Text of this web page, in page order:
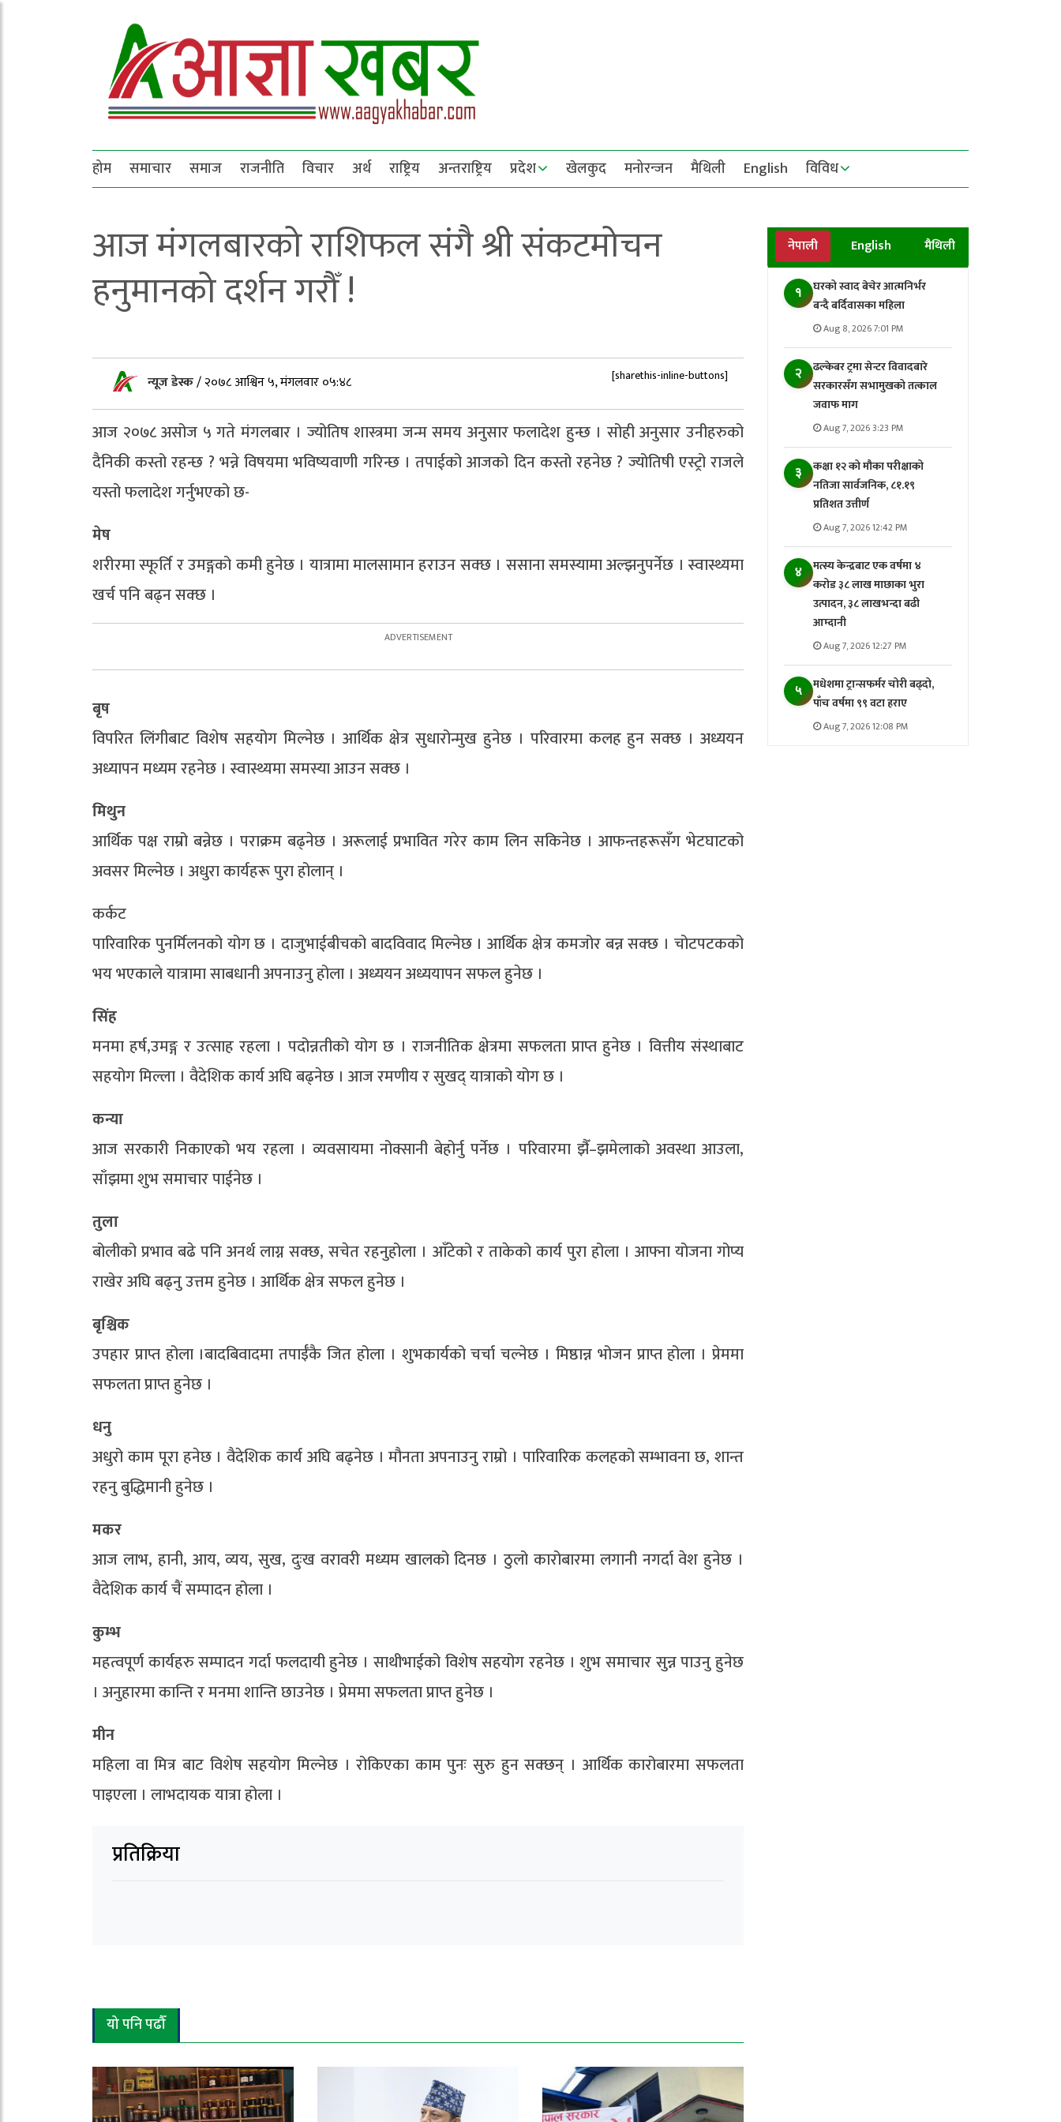
होम समाचार समाज राजनीति विचार अर्थ राष्ट्रिय अन्तराष्ट्रिय प्रदेश खेलकुद मनोरन्जन मैथिली English विविध
आज मंगलबारको राशिफल संगै श्री संकटमोचन
हनुमानको दर्शन गरौँ !
न्यूज डेस्क/२०७८ आश्विन ५, मंगलवार ०५:४८ [sharethis-inline-buttons]
आज २०७८ असोज ५ गते मंगलबार । ज्योतिष शास्त्रमा जन्म समय अनुसार फलादेश हुन्छ । सोही अनुसार उनीहरुको
दैनिकी कस्तो रहन्छ ? भन्ने विषयमा भविष्यवाणी गरिन्छ । तपाईको आजको दिन कस्तो रहनेछ ? ज्योतिषी एस्ट्रो राजले
यस्तो फलादेश गर्नुभएको छ-
मेष
शरीरमा स्फूर्ति र उमङ्गको कमी हुनेछ । यात्रामा मालसामान हराउन सक्छ । ससाना समस्यामा अल्झनुपर्नेछ । स्वास्थ्यमा
खर्च पनि बढ्न सक्छ ।
बृष
विपरित लिंगीबाट विशेष सहयोग मिल्नेछ । आर्थिक क्षेत्र सुधारोन्मुख हुनेछ । परिवारमा कलह हुन सक्छ । अध्ययन
अध्यापन मध्यम रहनेछ । स्वास्थ्यमा समस्या आउन सक्छ ।
मिथुन
आर्थिक पक्ष राम्रो बन्नेछ । पराक्रम बढ्नेछ । अरूलाई प्रभावित गरेर काम लिन सकिनेछ । आफन्तहरूसँग भेटघाटको
अवसर मिल्नेछ । अधुरा कार्यहरू पुरा होलान् ।
कर्कट
पारिवारिक पुनर्मिलनको योग छ । दाजुभाईबीचको बादविवाद मिल्नेछ । आर्थिक क्षेत्र कमजोर बन्न सक्छ । चोटपटकको
भय भएकाले यात्रामा साबधानी अपनाउनु होला । अध्ययन अध्ययापन सफल हुनेछ ।
सिंह
मनमा हर्ष,उमङ्ग र उत्साह रहला । पदोन्नतीको योग छ । राजनीतिक क्षेत्रमा सफलता प्राप्त हुनेछ । वित्तीय संस्थाबाट
सहयोग मिल्ला । वैदेशिक कार्य अघि बढ्नेछ । आज रमणीय र सुखद् यात्राको योग छ ।
कन्या
आज सरकारी निकाएको भय रहला । व्यवसायमा नोक्सानी बेहोर्नु पर्नेछ । परिवारमा झैँ–झमेलाको अवस्था आउला,
साँझमा शुभ समाचार पाईनेछ ।
तुला
बोलीको प्रभाव बढे पनि अनर्थ लाग्न सक्छ, सचेत रहनुहोला । आँटेको र ताकेको कार्य पुरा होला । आफ्ना योजना गोप्य
राखेर अघि बढ्नु उत्तम हुनेछ । आर्थिक क्षेत्र सफल हुनेछ ।
बृश्चिक
उपहार प्राप्त होला ।बादबिवादमा तपाईँकै जित होला । शुभकार्यको चर्चा चल्नेछ । मिष्ठान्न भोजन प्राप्त होला । प्रेममा
सफलता प्राप्त हुनेछ ।
धनु
अधुरो काम पूरा हनेछ । वैदेशिक कार्य अघि बढ्नेछ । मौनता अपनाउनु राम्रो । पारिवारिक कलहको सम्भावना छ, शान्त
रहनु बुद्धिमानी हुनेछ ।
मकर
आज लाभ, हानी, आय, व्यय, सुख, दुःख वरावरी मध्यम खालको दिनछ । ठुलो कारोबारमा लगानी नगर्दा वेश हुनेछ ।
वैदेशिक कार्य चैं सम्पादन होला ।
कुम्भ
महत्वपूर्ण कार्यहरु सम्पादन गर्दा फलदायी हुनेछ । साथीभाईको विशेष सहयोग रहनेछ । शुभ समाचार सुन्न पाउनु हुनेछ
। अनुहारमा कान्ति र मनमा शान्ति छाउनेछ । प्रेममा सफलता प्राप्त हुनेछ ।
मीन
महिला वा मित्र बाट विशेष सहयोग मिल्नेछ । रोकिएका काम पुनः सुरु हुन सक्छन् । आर्थिक कारोबारमा सफलता
पाइएला । लाभदायक यात्रा होला ।
प्रतिक्रिया
नेपाली English मैथिली
१
घरको स्वाद बेचेर आत्मनिर्भर
बन्दै बर्दिवासका महिला
Aug 8, 2026 7:01 PM
२
ढल्केबर ट्रमा सेन्टर विवादबारे
सरकारसँग सभामुखको तत्काल
जवाफ माग
Aug 7, 2026 3:23 PM
३
कक्षा १२ को मौका परीक्षाको
नतिजा सार्वजनिक, ८१.१९
प्रतिशत उत्तीर्ण
Aug 7, 2026 12:42 PM
४
मत्स्य केन्द्रबाट एक वर्षमा ४
करोड ३८ लाख माछाका भुरा
उत्पादन, ३८ लाखभन्दा बढी
आम्दानी
Aug 7, 2026 12:27 PM
५
मधेशमा ट्रान्सफर्मर चोरी बढ्दो,
पाँच वर्षमा ९९ वटा हराए
Aug 7, 2026 12:08 PM
यो पनि पढौँ